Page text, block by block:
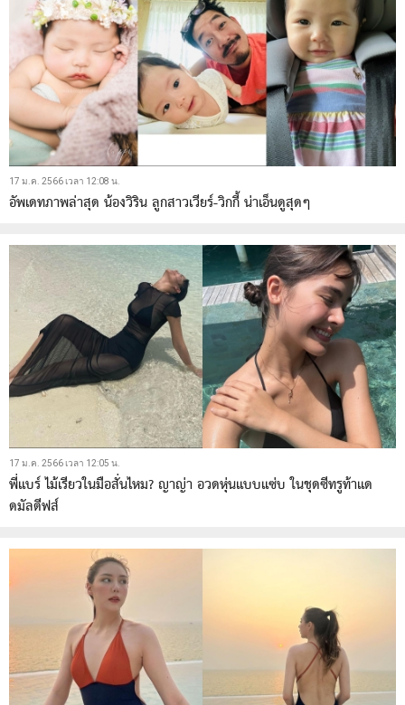
17 ม.ค. 2566 เวลา 12:08 น.
อัพเดทภาพล่าสุด น้องวิริน ลูกสาวเวียร์-วิกกี้ น่าเอ็นดูสุดๆ
17 ม.ค. 2566 เวลา 12:05 น.
พี่แบร์ ไม้เรียวในมือสั่นไหม? ญาญ่า อวดหุ่นแบบแซ่บ ในชุดซีทรูท้าแด
ดมัลดีฟส์